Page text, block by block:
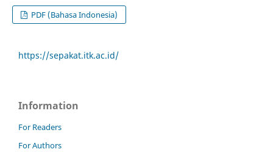
PDF (Bahasa Indonesia)
https://sepakat.itk.ac.id/
Information
For Readers
For Authors